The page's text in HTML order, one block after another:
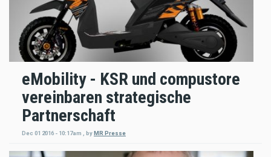
eMobility - KSR und compustore
vereinbaren strategische
Partnerschaft
Dec 01 2016 - 10:17am byMR Presse